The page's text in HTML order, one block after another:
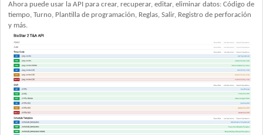
Ahora puede usar la API para crear, recuperar, editar, eliminar datos: Código de
tiempo, Turno, Plantilla de programación, Reglas, Salir, Registro de perforación
y más.